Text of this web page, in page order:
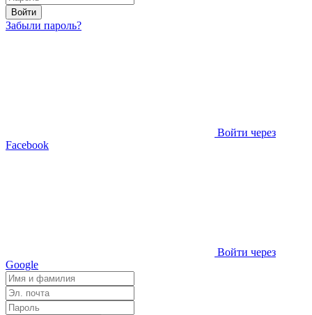
Войти
Забыли пароль?
Войти через
Facebook
Войти через
Google